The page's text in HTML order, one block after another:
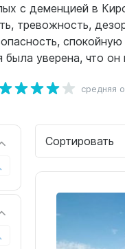
с деменцией в
тревожность,
уверена, что
средняя
Сортировать